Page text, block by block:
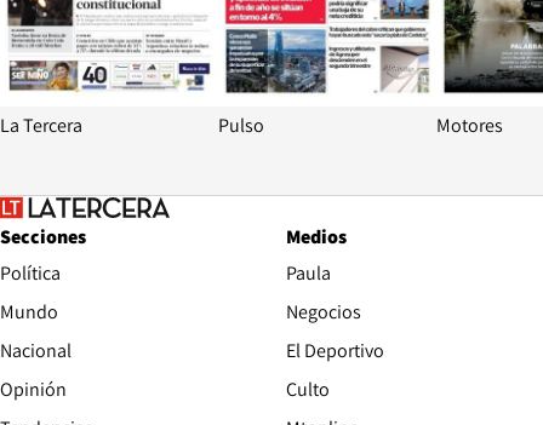
La Tercera Pulso Motores
Secciones
Política
Mundo
Nacional
Opinión
Medios
Paula
Negocios
El Deportivo
Culto